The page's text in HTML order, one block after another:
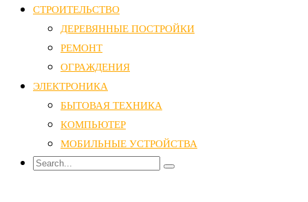
СТРОИТЕЛЬСТВО
ДЕРЕВЯННЫЕ ПОСТРОЙКИ
РЕМОНТ
ОГРАЖДЕНИЯ
ЭЛЕКТРОНИКА
БЫТОВАЯ ТЕХНИКА
КОМПЬЮТЕР
МОБИЛЬНЫЕ УСТРОЙСТВА